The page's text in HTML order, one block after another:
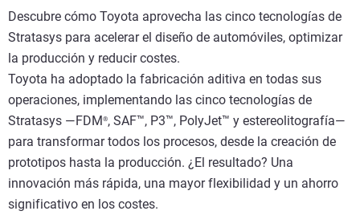
Descubre cómo Toyota aprovecha las cinco tecnologías de
Stratasys para acelerar el diseño de automóviles, optimizar
la producción y reducir costes.
Toyota ha adoptado la fabricación aditiva en todas sus
operaciones, implementando las cinco tecnologías de
Stratasys —FDM ®, SAF™, P3™, PolyJet™ y estereolitografía—
para transformar todos los procesos, desde la creación de
prototipos hasta la producción. ¿El resultado? Una
innovación más rápida, una mayor flexibilidad y un ahorro
significativo en los costes.